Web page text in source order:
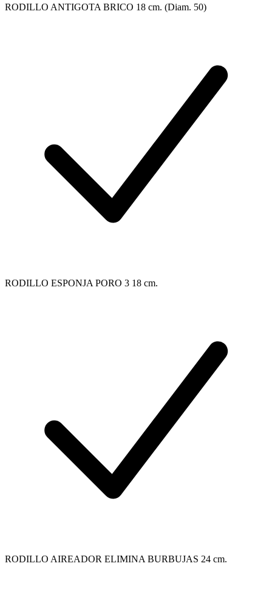
RODILLO ANTIGOTA BRICO 18 cm. (Diam. 50)
RODILLO ESPONJA PORO 3 18 cm.
RODILLO AIREADOR ELIMINA BURBUJAS 24 cm.